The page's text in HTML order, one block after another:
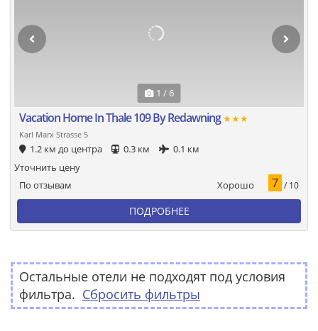
1 / 6
Vacation Home In Thale 109 By Redawning★★★
Karl Marx Strasse 5
1.2 км до центра 0.3 км 0.1 км
По отзывам Хорошо 7 / 10
Уточнить цену
ПОДРОБНЕЕ
Остальные отели не подходят под условия
фильтра. Сбросить фильтры